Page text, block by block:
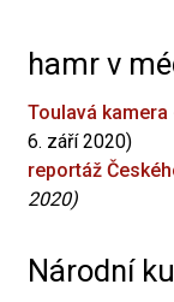
hamr v
Toulavá
6. září 2020)
reportáž
2020)
Národní